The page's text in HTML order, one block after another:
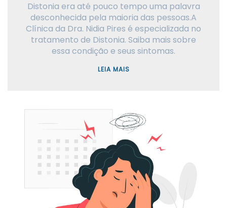
Distonia era até pouco tempo uma palavra
desconhecida pela maioria das pessoas.A
Clínica da Dra. Nidia Pires é especializada no
tratamento de Distonia. Saiba mais sobre
essa condição e seus sintomas.
LEIA MAIS